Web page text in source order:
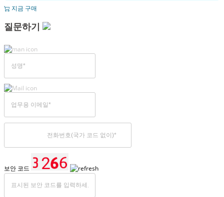
지금 구매
질문하기
보안 코드